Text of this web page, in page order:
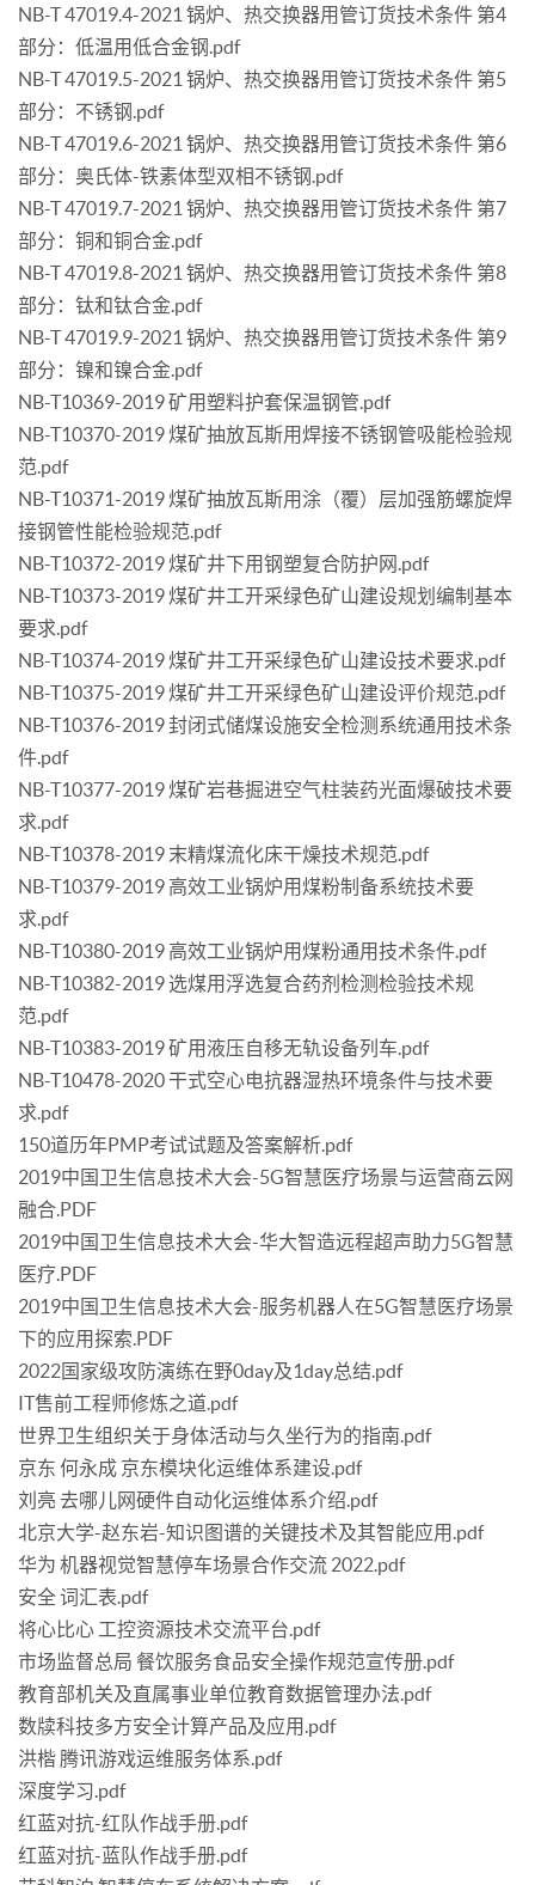
NB-T 47019.4-2021 锅炉、热交换器用管订货技术条件 第4
部分：低温用低合金钢.pdf
NB-T 47019.5-2021 锅炉、热交换器用管订货技术条件 第5
部分：不锈钢.pdf
NB-T 47019.6-2021 锅炉、热交换器用管订货技术条件 第6
部分：奥氏体-铁素体型双相不锈钢.pdf
NB-T 47019.7-2021 锅炉、热交换器用管订货技术条件 第7
部分：铜和铜合金.pdf
NB-T 47019.8-2021 锅炉、热交换器用管订货技术条件 第8
部分：钛和钛合金.pdf
NB-T 47019.9-2021 锅炉、热交换器用管订货技术条件 第9
部分：镍和镍合金.pdf
NB-T10369-2019 矿用塑料护套保温钢管.pdf
NB-T10370-2019 煤矿抽放瓦斯用焊接不锈钢管吸能检验规
范.pdf
NB-T10371-2019 煤矿抽放瓦斯用涂（覆）层加强筋螺旋焊
接钢管性能检验规范.pdf
NB-T10372-2019 煤矿井下用钢塑复合防护网.pdf
NB-T10373-2019 煤矿井工开采绿色矿山建设规划编制基本
要求.pdf
NB-T10374-2019 煤矿井工开采绿色矿山建设技术要求.pdf
NB-T10375-2019 煤矿井工开采绿色矿山建设评价规范.pdf
NB-T10376-2019 封闭式储煤设施安全检测系统通用技术条
件.pdf
NB-T10377-2019 煤矿岩巷掘进空气柱装药光面爆破技术要
求.pdf
NB-T10378-2019 末精煤流化床干燥技术规范.pdf
NB-T10379-2019 高效工业锅炉用煤粉制备系统技术要
求.pdf
NB-T10380-2019 高效工业锅炉用煤粉通用技术条件.pdf
NB-T10382-2019 选煤用浮选复合药剂检测检验技术规
范.pdf
NB-T10383-2019 矿用液压自移无轨设备列车.pdf
NB-T10478-2020 干式空心电抗器湿热环境条件与技术要
求.pdf
150道历年PMP考试试题及答案解析.pdf
2019中国卫生信息技术大会-5G智慧医疗场景与运营商云网
融合.PDF
2019中国卫生信息技术大会-华大智造远程超声助力5G智慧
医疗.PDF
2019中国卫生信息技术大会-服务机器人在5G智慧医疗场景
下的应用探索.PDF
2022国家级攻防演练在野0day及1day总结.pdf
IT售前工程师修炼之道.pdf
世界卫生组织关于身体活动与久坐行为的指南.pdf
京东 何永成 京东模块化运维体系建设.pdf
刘亮 去哪儿网硬件自动化运维体系介绍.pdf
北京大学-赵东岩-知识图谱的关键技术及其智能应用.pdf
华为 机器视觉智慧停车场景合作交流 2022.pdf
安全 词汇表.pdf
将心比心 工控资源技术交流平台.pdf
市场监督总局 餐饮服务食品安全操作规范宣传册.pdf
教育部机关及直属事业单位教育数据管理办法.pdf
数牍科技多方安全计算产品及应用.pdf
洪楷 腾讯游戏运维服务体系.pdf
深度学习.pdf
红蓝对抗-红队作战手册.pdf
红蓝对抗-蓝队作战手册.pdf